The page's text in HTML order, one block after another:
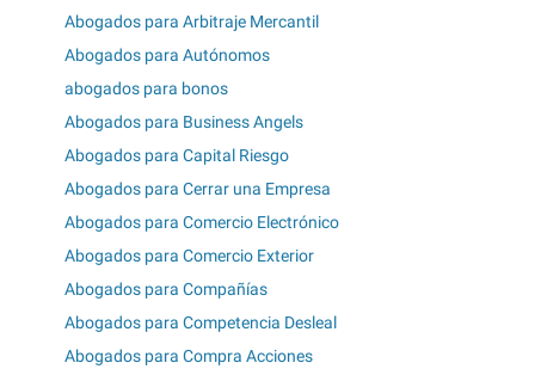
Abogados para Arbitraje Mercantil
Abogados para Autónomos
abogados para bonos
Abogados para Business Angels
Abogados para Capital Riesgo
Abogados para Cerrar una Empresa
Abogados para Comercio Electrónico
Abogados para Comercio Exterior
Abogados para Compañías
Abogados para Competencia Desleal
Abogados para Compra Acciones